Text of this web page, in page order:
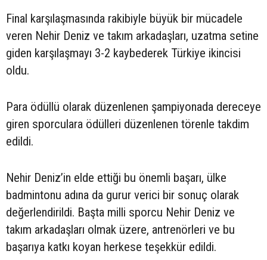
Final karşılaşmasında rakibiyle büyük bir mücadele
veren Nehir Deniz ve takım arkadaşları, uzatma setine
giden karşılaşmayı 3-2 kaybederek Türkiye ikincisi
oldu.
Para ödüllü olarak düzenlenen şampiyonada dereceye
giren sporculara ödülleri düzenlenen törenle takdim
edildi.
Nehir Deniz’in elde ettiği bu önemli başarı, ülke
badmintonu adına da gurur verici bir sonuç olarak
değerlendirildi. Başta milli sporcu Nehir Deniz ve
takım arkadaşları olmak üzere, antrenörleri ve bu
başarıya katkı koyan herkese teşekkür edildi.